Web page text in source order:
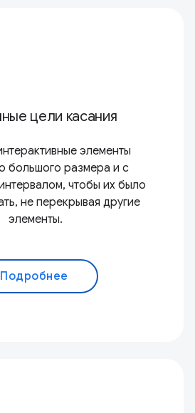
цели касания
элементы
большого размера и с
чтобы их было
не перекрывая другие
элементы.
Подробнее